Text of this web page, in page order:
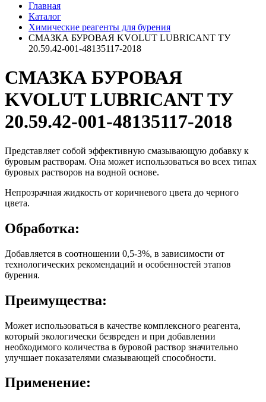
Главная
Каталог
Химические реагенты для бурения
СМАЗКА БУРОВАЯ KVOLUT LUBRICANT ТУ
20.59.42-001-48135117-2018
СМАЗКА БУРОВАЯ
KVOLUT LUBRICANT ТУ
20.59.42-001-48135117-2018
Представляет собой эффективную смазывающую добавку к
буровым растворам. Она может использоваться во всех типах
буровых растворов на водной основе.
Непрозрачная жидкость от коричневого цвета до черного
цвета.
Обработка:
Добавляется в соотношении 0,5-3%, в зависимости от
технологических рекомендаций и особенностей этапов
бурения.
Преимущества:
Может использоваться в качестве комплексного реагента,
который экологически безвреден и при добавлении
необходимого количества в буровой раствор значительно
улучшает показателями смазывающей способности.
Применение: